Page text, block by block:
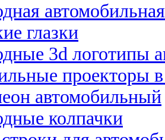
глазки
3d логотипы
проекторы
автомобильный
колпачки